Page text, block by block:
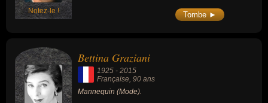
Notez-le ! Tombe ►
Bettina Graziani
1925 - 2015
Française, 90 ans
Mannequin (Mode).